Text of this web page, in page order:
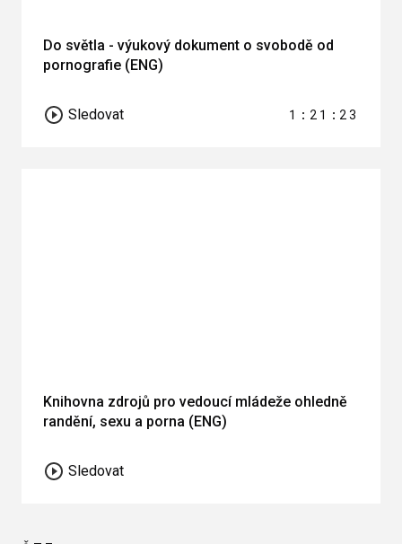
Do světla - výukový dokument o svobodě od
pornografie (ENG)
Sledovat 1:21:23
Knihovna zdrojů pro vedoucí mládeže ohledně
randění, sexu a porna (ENG)
Sledovat